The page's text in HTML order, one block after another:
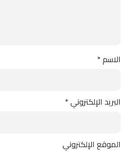
الاسم*
البريد الإلكتروني*
الموقع الإلكتروني